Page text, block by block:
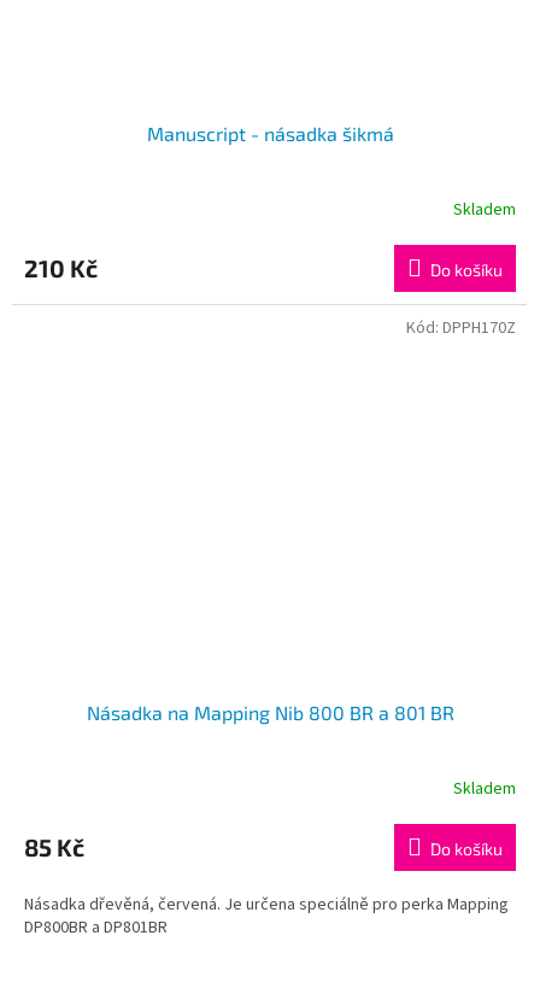
Manuscript - násadka šikmá
Skladem
210 Kč Do košíku
Násadka na Mapping Nib 800 BR a 801 BR
Skladem
85 Kč Do košíku
Násadka dřevěná, červená. Je určena speciálně pro perka Mapping
DP800BR a DP801BR
Kód: DPPH170Z